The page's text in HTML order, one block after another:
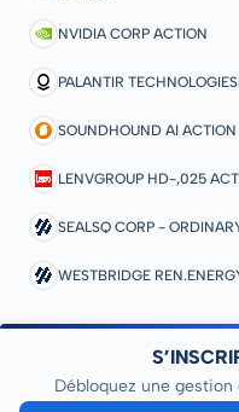
NVIDIA CORP ACTION
PALANTIR
SOUNDHOUND AI ACTION
LENVGROUP HD-,025
SEALSQ CORP -
WESTBRIDGE
Débloquez une